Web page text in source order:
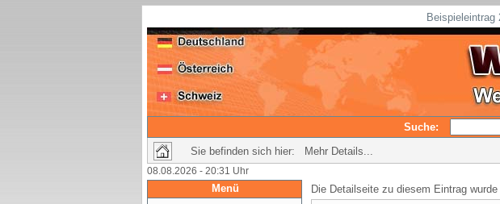
Beispieleintrag
Suche:
Sie befinden sich hier: Mehr Details...
08.08.2026 - 20:31 Uhr
Menü Die Detailseite zu diesem Eintrag wurde